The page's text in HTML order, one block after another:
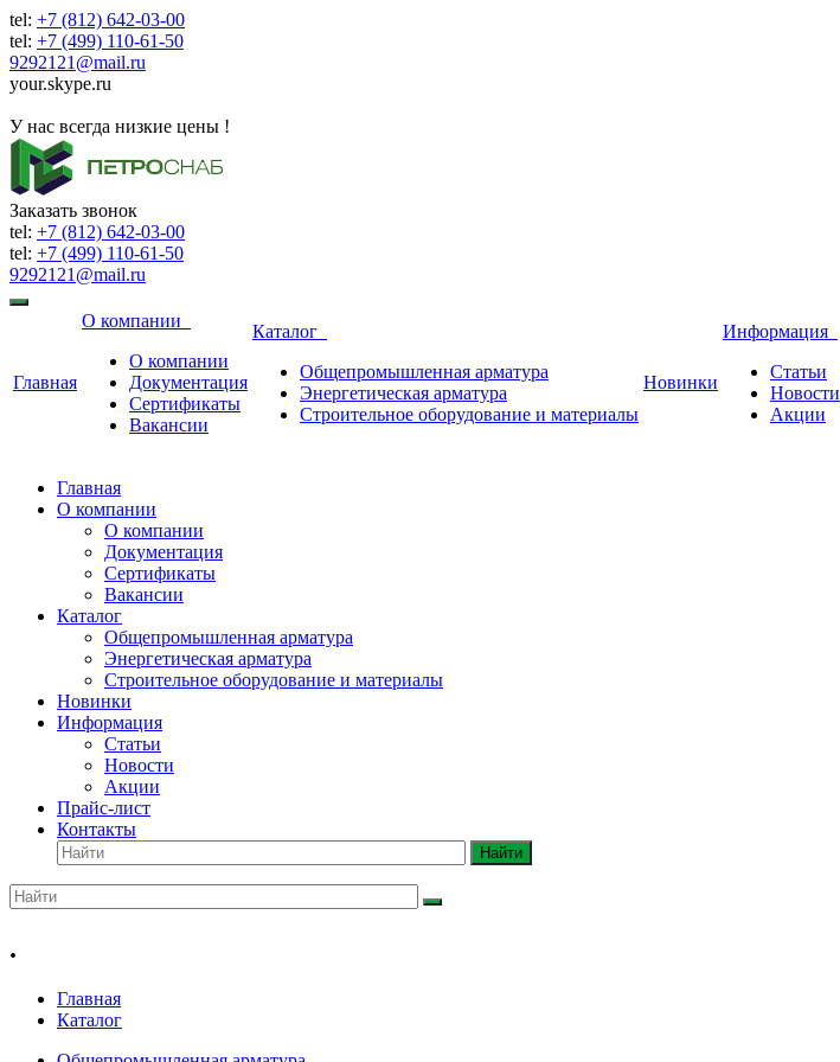
tel: +7 (812) 642-03-00
tel: +7 (499) 110-61-50
9292121@mail.ru
your.skype.ru
У нас всегда низкие цены !
Заказать звонок
tel: +7 (812) 642-03-00
tel: +7 (499) 110-61-50
9292121@mail.ru
Главная
О компании
О компании
Документация
Сертификаты
Вакансии
Каталог
Общепромышленная арматура
Энергетическая арматура
Строительное оборудование и материалы
Новинки
Информация
Статьи
Новости
Акции
Главная
О компании
О компании
Документация
Сертификаты
Вакансии
Каталог
Общепромышленная арматура
Энергетическая арматура
Строительное оборудование и материалы
Новинки
Информация
Статьи
Новости
Акции
Прайс-лист
Контакты
Найти
.
Главная
Каталог